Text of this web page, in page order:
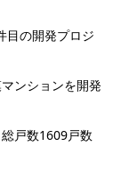
目の開発プロジ
ンションを開発
戸数1609戸数